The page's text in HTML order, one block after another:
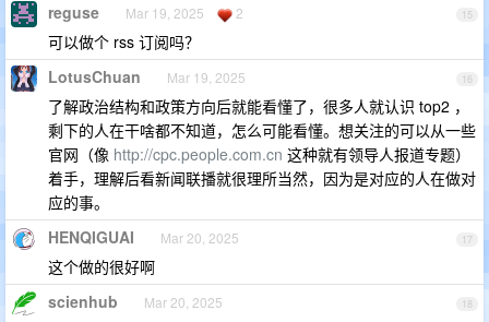
15
reguse Mar 19, 2025 2
可以做个 rss 订阅吗？
16
LotusChuan Mar 19, 2025
了解政治结构和政策方向后就能看懂了，很多人就认识 top2 ，
剩下的人在干啥都不知道，怎么可能看懂。想关注的可以从一些
官网（像 http://cpc.people.com.cn 这种就有领导人报道专题）
着手，理解后看新闻联播就很理所当然，因为是对应的人在做对
应的事。
17
HENQIGUAI Mar 20, 2025
这个做的很好啊
18
scienhub Mar 20, 2025